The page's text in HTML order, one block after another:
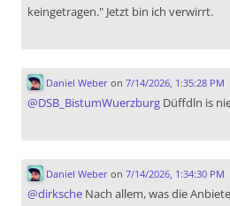
keingetragen." Jetzt bin ich verwirrt.
Daniel Weberon 7/14/2026, 1:35:28 PM
@DSB_BistumWuerzburg Düffdln is
Daniel Weberon 7/14/2026, 1:34:30 PM
@dirksche Nach allem, was die